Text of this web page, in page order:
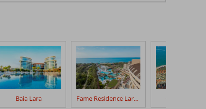
Baia Lara Fame Residence Lara & Spa Club Hotel